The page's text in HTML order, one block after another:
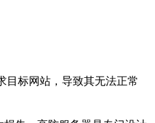
目标网站，导致其无法正常